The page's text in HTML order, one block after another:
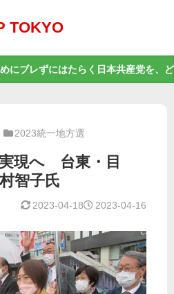
TOKYO
にブレずにはたらく日本共産党を、
2023統一地方選
現へ 台東・目
智子氏
2023-04-16
2023-04-18